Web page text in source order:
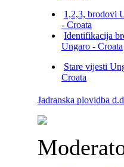
1,2,3, brodovi
- Croata
Identifikacija
Ungaro - Croata
Stare vijesti
Croata
Jadranska plovidba